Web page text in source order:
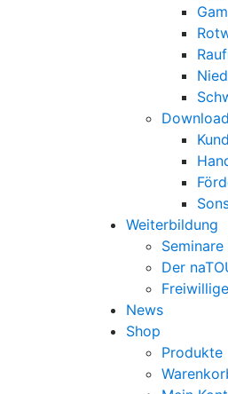
Weiterbildung
Der
News
Shop
Produkte